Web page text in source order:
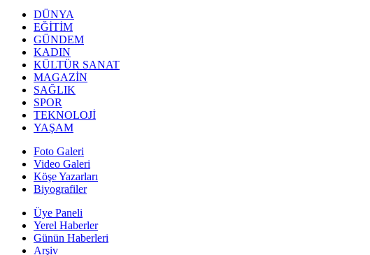
DÜNYA
EĞİTİM
GÜNDEM
KADIN
KÜLTÜR SANAT
MAGAZİN
SAĞLIK
SPOR
TEKNOLOJİ
YAŞAM
Foto Galeri
Video Galeri
Köşe Yazarları
Biyografiler
Üye Paneli
Yerel Haberler
Günün Haberleri
Arşiv